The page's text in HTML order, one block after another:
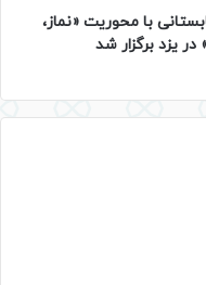
با محوریت «نماز،
یزد برگزار شد